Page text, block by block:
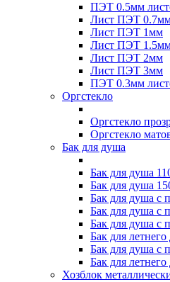
ПЭТ 0.5мм
Лист ПЭТ
Лист ПЭТ 1мм
Лист ПЭТ
Лист ПЭТ 2мм
Лист ПЭТ 3мм
ПЭТ 0.3мм
Оргстекло
Оргстекло
Оргстекло
Бак для душа
Бак для душа
Бак для душа
Бак для душа с
Бак для душа с
Бак для душа с
Бак для
Бак для душа с
Бак для
Хозблок